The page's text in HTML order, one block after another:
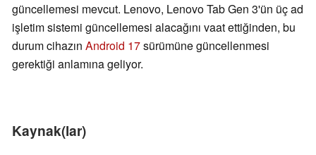
güncellemesi mevcut. Lenovo, Lenovo Tab Gen 3'ün üç ad
işletim sistemi güncellemesi alacağını vaat ettiğinden, bu
durum cihazın Android 17sürümüne güncellenmesi
gerektiği anlamına geliyor.
Kaynak(lar)